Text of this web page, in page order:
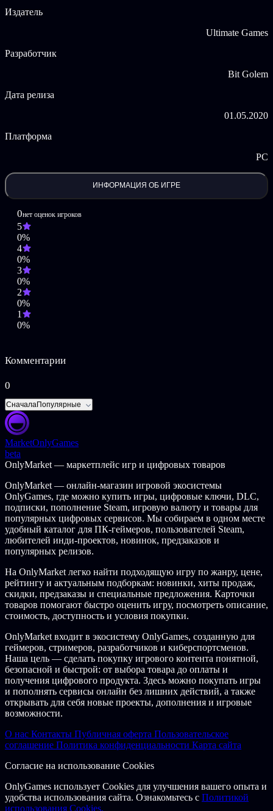
воде таится что-то великое - вельсский сом и гигантский шип.
японский угорь, северный змееголов, нерка или линь. 幸運を
Карп Кои
Северный змееголов
Нерка Лосось
Вакасаги
"SAKURA", "Ryokan", "SERT", "Ginaka" is owned and operated
by SERT SAS, a company registered in the commercial register
under the number RCS Bordeaux B 457 208 601-APE 4649Z
(France). All content presented or displayed, including, but not
limited to, text, graphics, photographs, images, moving pictures,
sound, illustrations, 3D models, and software ("Content" ), is owned
by SERT SAS and/or its affiliates (hereinafter referred to as 'SERT'),
its Content providers.All titles, content, publisher names,
trademarks, artwork, and associated imagery are trademarks
and/or copyright material of their respective owners. All rights
reserved.
Издатель
Ultimate Games
Разработчик
Bit Golem
Дата релиза
01.05.2020
Платформа
PC
ИНФОРМАЦИЯ ОБ ИГРЕ
0нет оценок игроков
5
0%
4
0%
3
0%
2
0%
1
0%
Комментарии
0
СначалаПопулярные
MarketOnlyGames
beta
OnlyMarket — маркетплейс игр и цифровых товаров
OnlyMarket — онлайн-магазин игровой экосистемы
OnlyGames, где можно купить игры, цифровые ключи, DLC,
подписки, пополнение Steam, игровую валюту и товары для
популярных цифровых сервисов. Мы собираем в одном месте
удобный каталог для ПК-геймеров, пользователей Steam,
любителей инди-проектов, новинок, предзаказов и
популярных релизов.
На OnlyMarket легко найти подходящую игру по жанру, цене,
рейтингу и актуальным подборкам: новинки, хиты продаж,
скидки, предзаказы и специальные предложения. Карточки
товаров помогают быстро оценить игру, посмотреть описание,
стоимость, доступность и условия покупки.
OnlyMarket входит в экосистему OnlyGames, созданную для
геймеров, стримеров, разработчиков и киберспортсменов.
Наша цель — сделать покупку игрового контента понятной,
безопасной и быстрой: от выбора товара до оплаты и
получения цифрового продукта. Здесь можно покупать игры
и пополнять сервисы онлайн без лишних действий, а также
открывать для себя новые проекты, дополнения и игровые
возможности.
О нас Контакты Публичная оферта Пользовательское
соглашение Политика конфиденциальности Карта сайта
Согласие на использование Cookies
OnlyGames использует Cookies для улучшения вашего опыта и
удобства использования сайта. Ознакомьтесь с Политикой
использования Cookies.